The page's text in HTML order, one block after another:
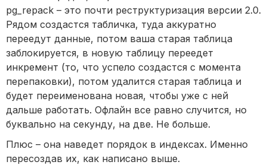
pg_repack – это почти реструктуризация версии 2.0.
Рядом создастся табличка, туда аккуратно
переедут данные, потом ваша старая таблица
заблокируется, в новую таблицу переедет
инкремент (то, что успело создастся с момента
перепаковки), потом удалится старая таблица и
будет переименована новая, чтобы уже с ней
дальше работать. Офлайн все равно случится, но
буквально на секунду, на две. Не больше.
Плюс – она наведет порядок в индексах. Именно
пересоздав их, как написано выше.